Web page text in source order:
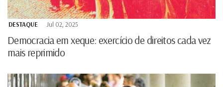
DESTAQUE Jul 02, 2025
Democracia em xeque: exercício de direitos cada vez
mais reprimido